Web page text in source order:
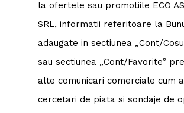
la ofertele sau promotiile ECO
SRL, informatii referitoare la
adaugate in sectiunea „Cont/
sau sectiunea „Cont/Favorite”
alte comunicari comerciale cum
cercetari de piata si sondaje de